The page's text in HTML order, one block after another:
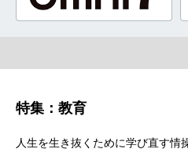
特集：教育
人生を生き抜くために学び直す情